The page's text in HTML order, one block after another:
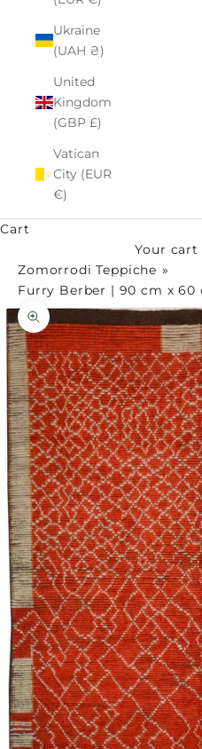
Ukraine
(UAH ₴)
United
Kingdom
(GBP £)
Vatican
City (EUR
€)
Cart
Your
Zomorrodi Teppiche
Furry Berber | 90 cm x 60
Zoom picture